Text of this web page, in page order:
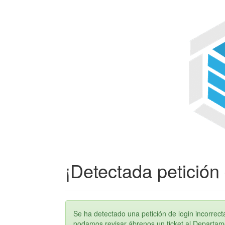
¡Detectada
Se ha detectado una petición de login